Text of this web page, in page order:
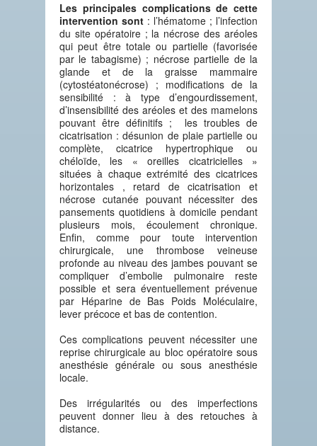
Les principales complications de cette
intervention sont : l’hématome ; l’infection
du site opératoire ; la nécrose des aréoles
qui peut être totale ou partielle (favorisée
par le tabagisme) ; nécrose partielle de la
glande et de la graisse mammaire
(cytostéatonécrose) ; modifications de la
sensibilité : à type d’engourdissement,
d’insensibilité des aréoles et des mamelons
pouvant être définitifs ; les troubles de
cicatrisation : désunion de plaie partielle ou
complète, cicatrice hypertrophique ou
chéloïde, les « oreilles cicatricielles »
situées à chaque extrémité des cicatrices
horizontales , retard de cicatrisation et
nécrose cutanée pouvant nécessiter des
pansements quotidiens à domicile pendant
plusieurs mois, écoulement chronique.
Enfin, comme pour toute intervention
chirurgicale, une thrombose veineuse
profonde au niveau des jambes pouvant se
compliquer d’embolie pulmonaire reste
possible et sera éventuellement prévenue
par Héparine de Bas Poids Moléculaire,
lever précoce et bas de contention.
Ces complications peuvent nécessiter une
reprise chirurgicale au bloc opératoire sous
anesthésie générale ou sous anesthésie
locale.
Des irrégularités ou des imperfections
peuvent donner lieu à des retouches à
distance.